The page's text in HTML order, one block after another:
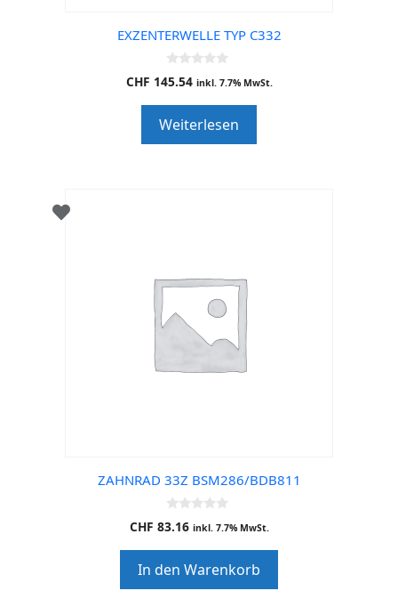
EXZENTERWELLE TYP C332
0
o
o
f
5
CHF 145.54 inkl. 7.7% MwSt.
Weiterlesen
ZAHNRAD 33Z BSM286/BDB811
0
o
o
f
5
CHF 83.16 inkl. 7.7% MwSt.
In den Warenkorb